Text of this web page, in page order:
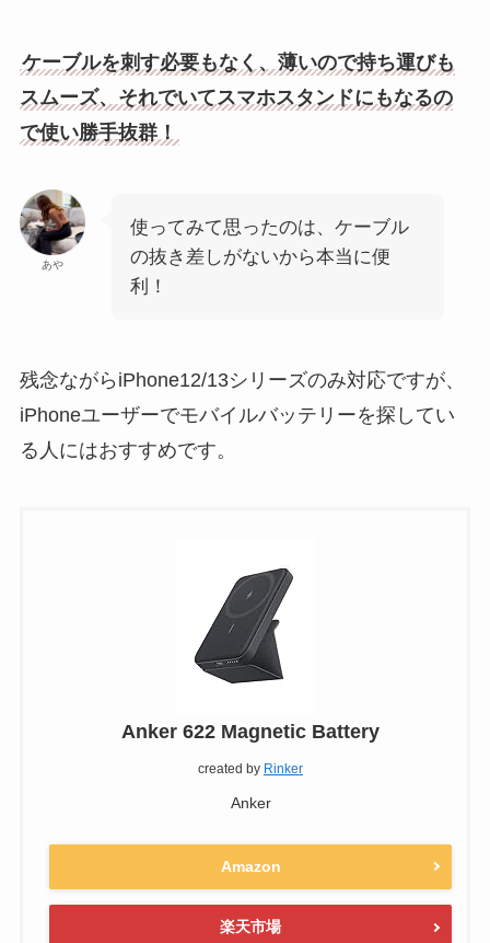
ケーブルを刺す必要もなく、薄いので持ち運びも
スムーズ、それでいてスマホスタンドにもなるの
で使い勝手抜群！
あや
使ってみて思ったのは、ケーブル
の抜き差しがないから本当に便
利！
残念ながらiPhone12/13シリーズのみ対応ですが、
iPhoneユーザーでモバイルバッテリーを探してい
る人にはおすすめです。
Anker 622 Magnetic Battery
created by Rinker
Anker
Amazon
楽天市場